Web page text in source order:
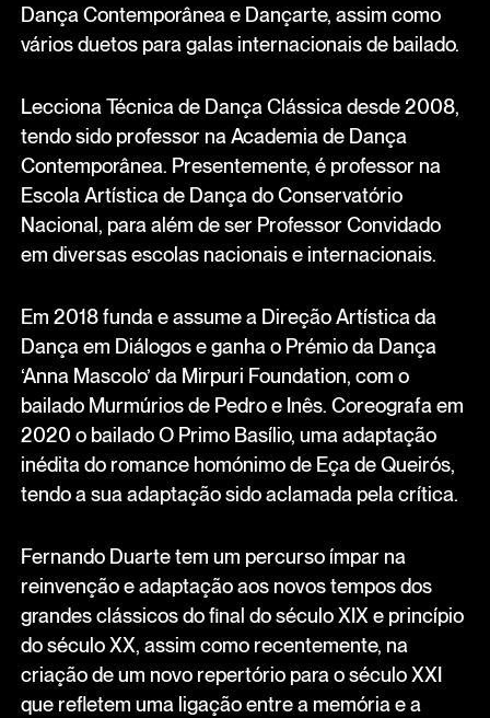
Dança Contemporânea e Dançarte, assim como
vários duetos para galas internacionais de bailado.
Lecciona Técnica de Dança Clássica desde 2008,
tendo sido professor na Academia de Dança
Contemporânea. Presentemente, é professor na
Escola Artística de Dança do Conservatório
Nacional, para além de ser Professor Convidado
em diversas escolas nacionais e internacionais.
Em 2018 funda e assume a Direção Artística da
Dança em Diálogos e ganha o Prémio da Dança
‘Anna Mascolo’ da Mirpuri Foundation, com o
bailado Murmúrios de Pedro e Inês. Coreografa em
2020 o bailado O Primo Basílio, uma adaptação
inédita do romance homónimo de Eça de Queirós,
tendo a sua adaptação sido aclamada pela crítica.
Fernando Duarte tem um percurso ímpar na
reinvenção e adaptação aos novos tempos dos
grandes clássicos do final do século XIX e princípio
do século XX, assim como recentemente, na
criação de um novo repertório para o século XXI
que refletem uma ligação entre a memória e a